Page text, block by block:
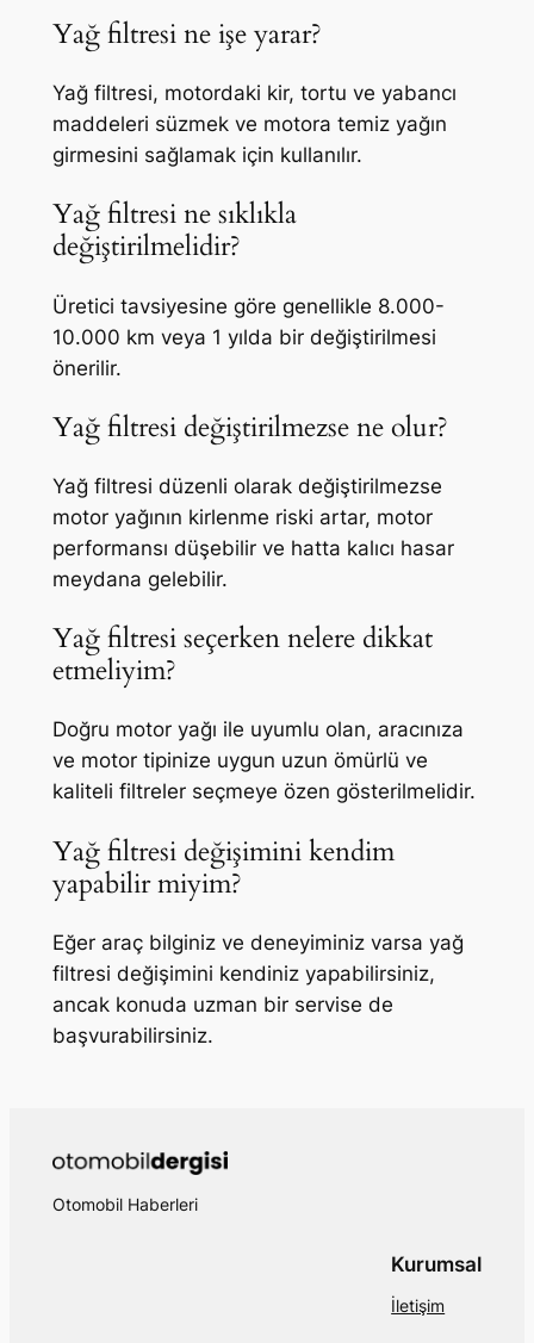
Yağ filtresi ne işe yarar?
Yağ filtresi, motordaki kir, tortu ve yabancı
maddeleri süzmek ve motora temiz yağın
girmesini sağlamak için kullanılır.
Yağ filtresi ne sıklıkla
değiştirilmelidir?
Üretici tavsiyesine göre genellikle 8.000-
10.000 km veya 1 yılda bir değiştirilmesi
önerilir.
Yağ filtresi değiştirilmezse ne olur?
Yağ filtresi düzenli olarak değiştirilmezse
motor yağının kirlenme riski artar, motor
performansı düşebilir ve hatta kalıcı hasar
meydana gelebilir.
Yağ filtresi seçerken nelere dikkat
etmeliyim?
Doğru motor yağı ile uyumlu olan, aracınıza
ve motor tipinize uygun uzun ömürlü ve
kaliteli filtreler seçmeye özen gösterilmelidir.
Yağ filtresi değişimini kendim
yapabilir miyim?
Eğer araç bilginiz ve deneyiminiz varsa yağ
filtresi değişimini kendiniz yapabilirsiniz,
ancak konuda uzman bir servise de
başvurabilirsiniz.
Otomobil Haberleri
Kurumsal
İletişim